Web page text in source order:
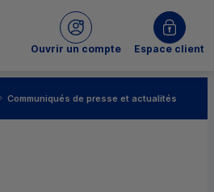
sur le site
Ouvrir un compte
du Crédit MutuelEspace client
Communiqués de presse et actualités